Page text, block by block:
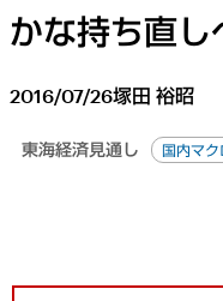
かな持ち直し
2016/07/26塚田 裕昭
東海経済見通し 国内マ